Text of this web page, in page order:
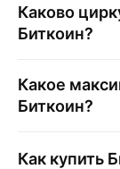
Каково
Биткоин?
Какое
Биткоин?
Как купить